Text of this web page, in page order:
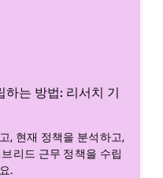
하는 방법: 리서치 기
, 현재 정책을 분석하고,
리드 근무 정책을 수립
.